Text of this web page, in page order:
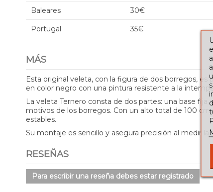
Baleares 30€
Portugal 35€
MÁS
Esta original veleta, con la figura de dos borregos,
en color negro con una pintura resistente a la
La veleta Ternero consta de dos partes: una base
motivos de los borregos. Con un alto total de 100
estables.
Su montaje es sencillo y asegura precisión al medir
RESEÑAS
Para escribir una reseña debes estar registrado